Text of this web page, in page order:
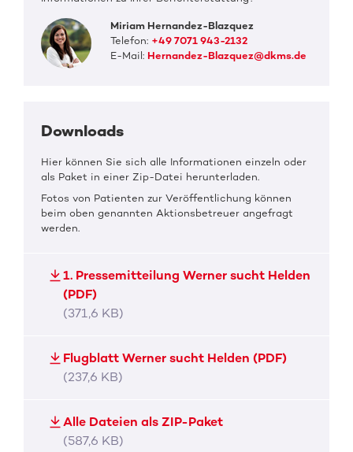
Miriam Hernandez-Blazquez
Telefon: +49 7071 943-2132
E-Mail: Hernandez-Blazquez@dkms.de
Downloads
Hier können Sie sich alle Informationen einzeln oder
als Paket in einer Zip-Datei herunterladen.
Fotos von Patienten zur Veröffentlichung können
beim oben genannten Aktionsbetreuer angefragt
werden.
1. Pressemitteilung Werner sucht Helden
(PDF)
(371,6 KB)
Flugblatt Werner sucht Helden (PDF)
(237,6 KB)
Alle Dateien als ZIP-Paket
(587,6 KB)